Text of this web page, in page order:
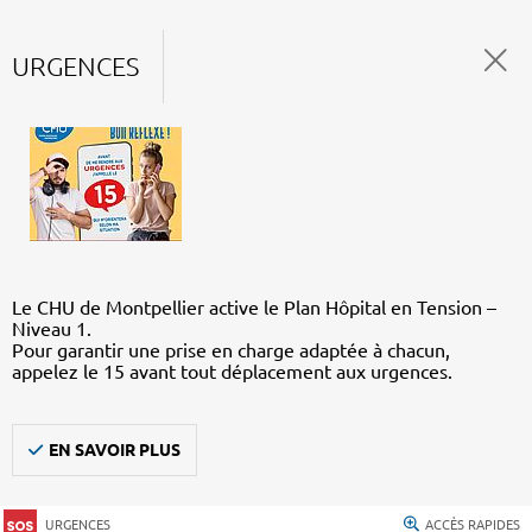
URGENCES
Le CHU de Montpellier active le Plan Hôpital en Tension –
Niveau 1.
Pour garantir une prise en charge adaptée à chacun,
appelez le 15 avant tout déplacement aux urgences.
EN SAVOIR PLUS
URGENCES ACCÈS RAPIDES